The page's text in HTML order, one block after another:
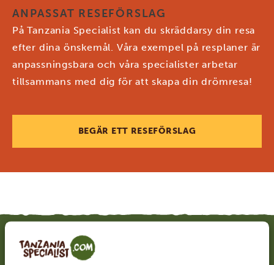
ANPASSAT RESEFÖRSLAG
På Tanzania Specialist kan du skräddarsy din resa
efter dina önskemål. Våra exempel på resplaner är
anpassningsbara och våra specialister arbetar
tillsammans med dig för att skapa din drömresa!
BEGÄR ETT RESEFÖRSLAG
RELATERAT